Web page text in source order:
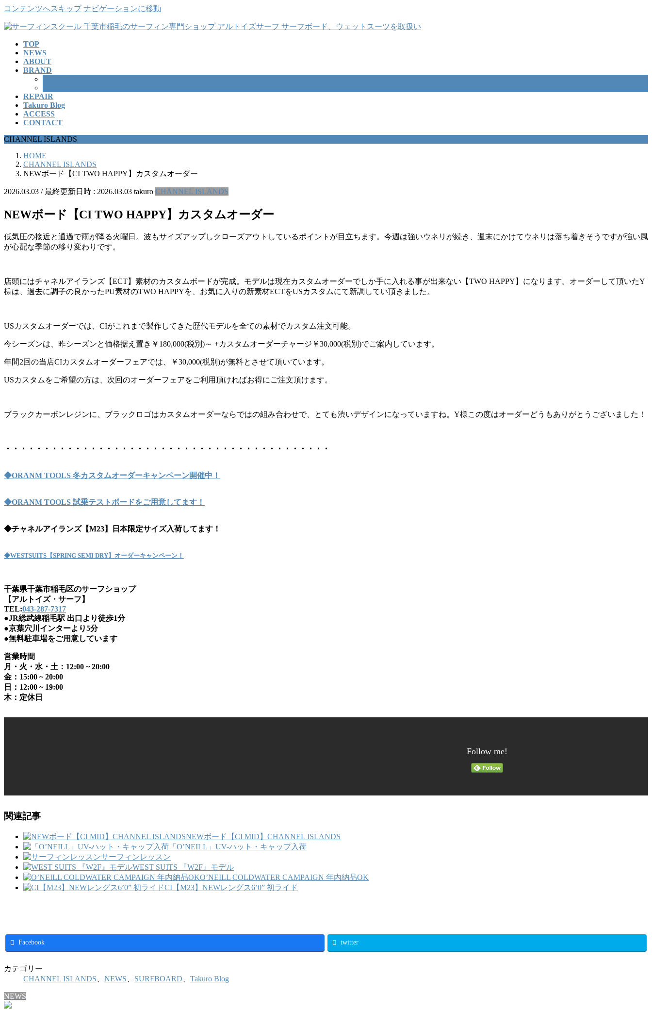
コンテンツへスキップ ナビゲーションに移動
TOP
NEWS
ABOUT
BRAND
REPAIR
Takuro Blog
ACCESS
CONTACT
CHANNEL ISLANDS
HOME
CHANNEL ISLANDS
NEWボード【CI TWO HAPPY】カスタムオーダー
2026.03.03 / 最終更新日時 : 2026.03.03 takuro CHANNEL ISLANDS
NEWボード【CI TWO HAPPY】カスタムオーダー
低気圧の接近と通過で雨が降る火曜日。波もサイズアップしクローズアウトしているポイントが目立ちます。今週は強いウネリが続き、週末にかけてウネリは落ち着きそうですが強い風
が心配な季節の移り変わりです。
店頭にはチャネルアイランズ【ECT】素材のカスタムボードが完成。モデルは現在カスタムオーダーでしか手に入れる事が出来ない【TWO HAPPY】になります。オーダーして頂いたY
様は、過去に調子の良かったPU素材のTWO HAPPYを、お気に入りの新素材ECTをUSカスタムにて新調してい頂きました。
USカスタムオーダーでは、CIがこれまで製作してきた歴代モデルを全ての素材でカスタム注文可能。
今シーズンは、昨シーズンと価格据え置き￥180,000(税別)～ +カスタムオーダーチャージ￥30,000(税別)でご案内しています。
年間2回の当店CIカスタムオーダーフェアでは、￥30,000(税別)が無料とさせて頂いています。
USカスタムをご希望の方は、次回のオーダーフェアをご利用頂ければお得にご注文頂けます。
ブラックカーボンレジンに、ブラックロゴはカスタムオーダーならではの組み合わせで、とても渋いデザインになっていますね。Y様この度はオーダーどうもありがとうございました！
・・・・・・・・・・・・・・・・・・・・・・・・・・・・・・・・・・・・・・・・・・
◆ORANM TOOLS 冬カスタムオーダーキャンペーン開催中！
◆ORANM TOOLS 試乗テストボードをご用意してます！
◆チャネルアイランズ【M23】日本限定サイズ入荷してます！
◆WESTSUITS【SPRING SEMI DRY】オーダーキャンペーン！
千葉県千葉市稲毛区のサーフショップ
【アルトイズ・サーフ】
TEL:043-287-7317
●JR総武線稲毛駅 出口より徒歩1分
●京葉穴川インターより5分
●無料駐車場をご用意しています
営業時間
月・火・水・土：12:00 ~ 20:00
金：15:00 ~ 20:00
日：12:00 ~ 19:00
木：定休日
Follow me!
関連記事
NEWボード【CI MID】CHANNEL ISLANDS
「O’NEILL」UV-ハット・キャップ入荷
サーフィンレッスン
WEST SUITS 『W2F』モデル
O’NEILL COLDWATER CAMPAIGN 年内納品OK
CI【M23】NEWレングス6’0” 初ライド
Facebook twitter
カテゴリー
CHANNEL ISLANDS
NEWS SURFBOARD Takuro Blog
NEWS